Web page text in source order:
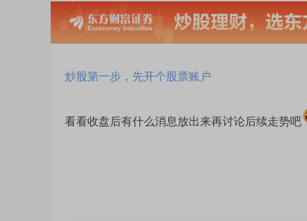
炒股第一步，先开个股票账户
看看收盘后有什么消息放出来再讨论后续走势吧